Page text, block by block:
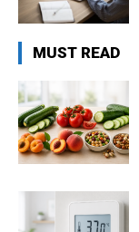
MUST READ